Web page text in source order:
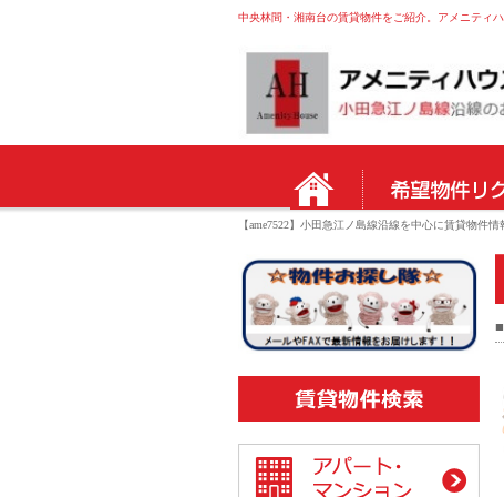
中央林間・湘南台の賃貸物件をご紹介。アメニティハ
【ame7522】小田急江ノ島線沿線を中心に賃貸物件